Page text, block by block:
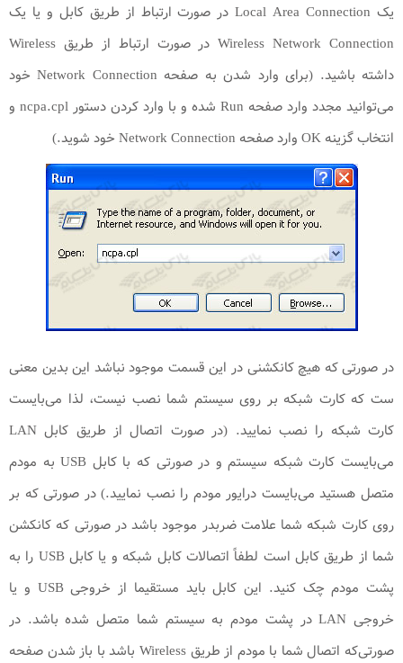
یک Local Area Connection در صورت ارتباط از طریق کابل و یا یک
Wireless Network Connection در صورت ارتباط از طریق Wireless
داشته باشید. (برای وارد شدن به صفحه Network Connection خود
می‌توانید مجدد وارد صفحه Run شده و با وارد کردن دستور ncpa.cpl و
انتخاب گزینه OK وارد صفحه Network Connection خود شوید.)
در صورتی که هیچ کانکشنی در این قسمت موجود ‌نباشد این بدین معنی
ست که کارت شبکه بر روی سیستم شما نصب نیست، لذا می‌بایست
کارت شبکه را نصب نمایید. (در صورت اتصال از طریق کابل LAN
می‌بایست کارت شبکه سیستم و در صورتی که با کابل USB به مودم
متصل هستید می‌بایست درایور مودم را نصب نمایید.) در صورتی که بر
روی کارت شبکه شما علامت ضربدر موجود باشد در صورتی که کانکشن
شما از طریق کابل است لطفاً اتصالات کابل شبکه و یا کابل USB را به
پشت مودم چک کنید. این کابل باید مستقیما از خروجی USB و یا
خروجی LAN در پشت مودم به سیستم شما متصل شده باشد. در
صورتی‌که اتصال شما با مودم از طریق Wireless باشد با باز شدن صفحه